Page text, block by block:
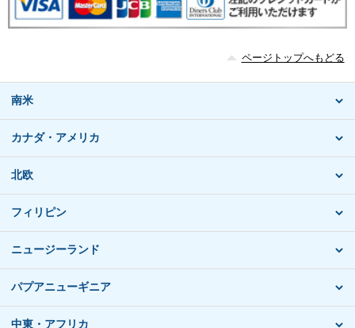
ページトップへもどる
南米
カナダ・アメリカ
北欧
フィリピン
ニュージーランド
パプアニューギニア
中東・アフリカ